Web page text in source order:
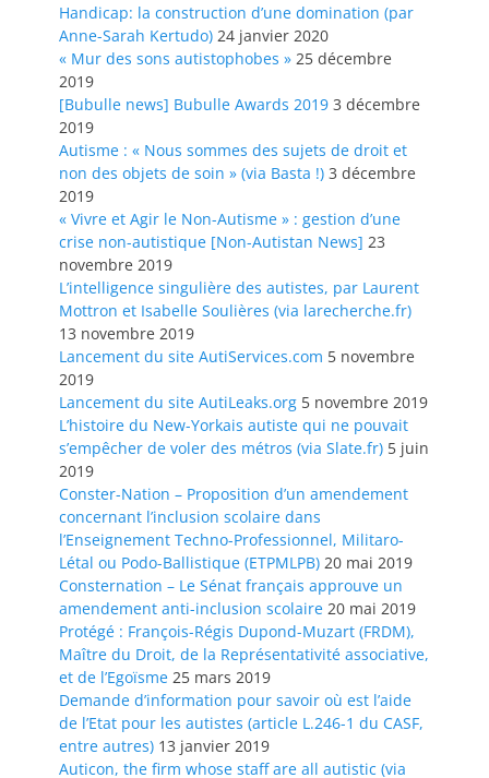
Handicap: la construction d’une domination (par
Anne-Sarah Kertudo) 24 janvier 2020
« Mur des sons autistophobes » 25 décembre
2019
[Bubulle news] Bubulle Awards 2019 3 décembre
2019
Autisme : « Nous sommes des sujets de droit et
non des objets de soin » (via Basta !) 3 décembre
2019
« Vivre et Agir le Non-Autisme » : gestion d’une
crise non-autistique [Non-Autistan News] 23
novembre 2019
L’intelligence singulière des autistes, par Laurent
Mottron et Isabelle Soulières (via larecherche.fr)
13 novembre 2019
Lancement du site AutiServices.com 5 novembre
2019
Lancement du site AutiLeaks.org 5 novembre 2019
L’histoire du New-Yorkais autiste qui ne pouvait
s’empêcher de voler des métros (via Slate.fr) 5 juin
2019
Conster-Nation – Proposition d’un amendement
concernant l’inclusion scolaire dans
l’Enseignement Techno-Professionnel, Militaro-
Létal ou Podo-Ballistique (ETPMLPB) 20 mai 2019
Consternation – Le Sénat français approuve un
amendement anti-inclusion scolaire 20 mai 2019
Protégé : François-Régis Dupond-Muzart (FRDM),
Maître du Droit, de la Représentativité associative,
et de l’Egoïsme 25 mars 2019
Demande d’information pour savoir où est l’aide
de l’Etat pour les autistes (article L.246-1 du CASF,
entre autres) 13 janvier 2019
Auticon, the firm whose staff are all autistic (via